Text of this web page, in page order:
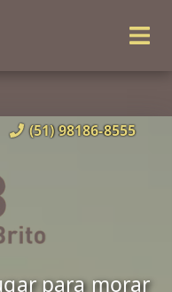
(51) 98186-8555
para morar